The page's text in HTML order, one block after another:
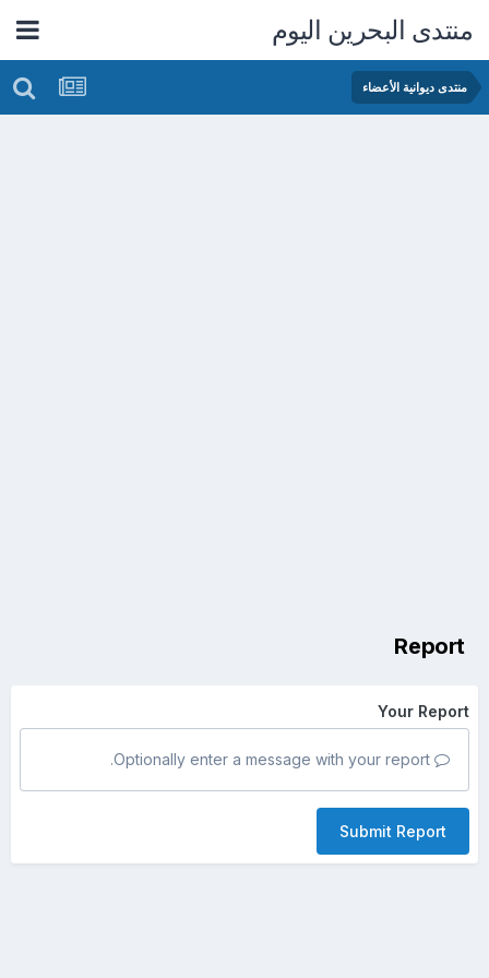
منتدى البحرين اليوم
منتدى ديوانية الأعضاء
Report
Your Report
Submit Report